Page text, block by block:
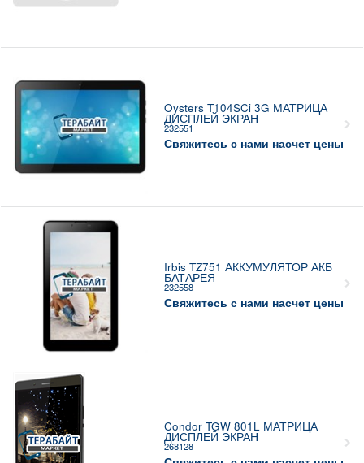
Oysters T104SCi 3G МАТРИЦА
ДИСПЛЕЙ ЭКРАН
232551
Свяжитесь с нами насчет цены
Irbis TZ751 АККУМУЛЯТОР АКБ
БАТАРЕЯ
232558
Свяжитесь с нами насчет цены
Condor TGW 801L МАТРИЦА
ДИСПЛЕЙ ЭКРАН
268128